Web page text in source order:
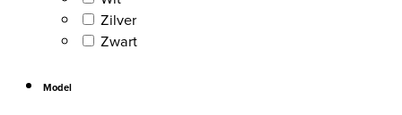
Zilver
Zwart
Model